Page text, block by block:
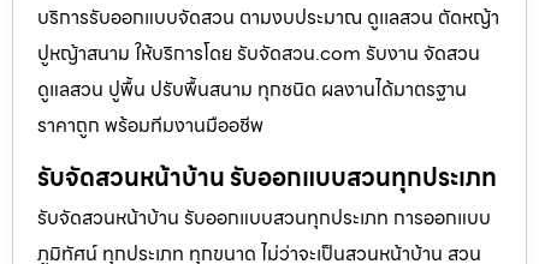
บริการรับออกแบบจัดสวน ตามงบประมาณ ดูเเลสวน ตัดหญ้า
ปูหญ้าสนาม ให้บริการโดย รับจัดสวน.com รับงาน จัดสวน
ดูแลสวน ปูพื้น ปรับพื้นสนาม ทุกชนิด ผลงานได้มาตรฐาน
ราคาถูก พร้อมทีมงานมืออชีพ
รับจัดสวนหน้าบ้าน รับออกแบบสวนทุกประเภท
รับจัดสวนหน้าบ้าน รับออกแบบสวนทุกประเภท การออกแบบ
ภูมิทัศน์ ทุกประเภท ทุกขนาด ไม่ว่าจะเป็นสวนหน้าบ้าน สวน